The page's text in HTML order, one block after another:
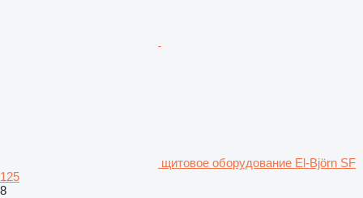
щитовое оборудование El-Björn SF
125
8